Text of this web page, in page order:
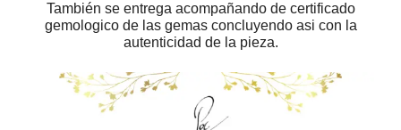
También se entrega acompañando de certificado
gemologico de las gemas concluyendo asi con la
autenticidad de la pieza.